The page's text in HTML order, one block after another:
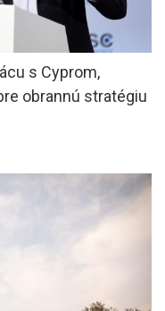
s Cyprom,
obrannú stratégiu